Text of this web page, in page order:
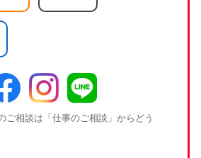
ご相談は「仕事のご相談」からどう